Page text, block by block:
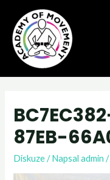
87EB-
Diskuze / Napsaladmin